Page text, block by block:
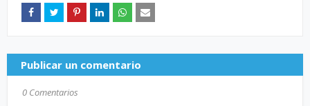
Publicar un comentario
0 Comentarios